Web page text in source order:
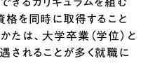
を同時に取得すること
は、大学卒業（学位）と
されることが多く就職に